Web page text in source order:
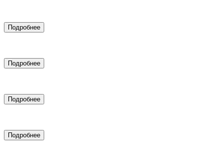
Подробнее
Подробнее
Подробнее
Подробнее